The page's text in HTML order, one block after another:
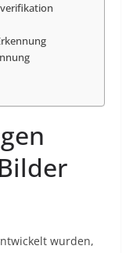
wurden,